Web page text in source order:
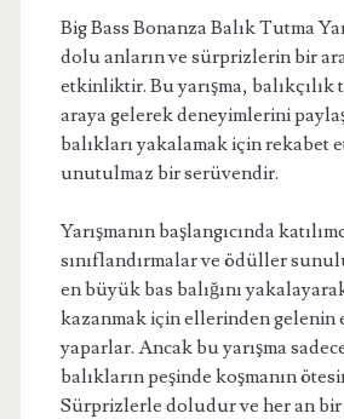
Big Bass Bonanza Balık Tutma
dolu anların ve sürprizlerin bir
etkinliktir. Bu yarışma,
araya gelerek deneyimlerini
balıkları yakalamak için rekabet
unutulmaz bir serüvendir.
Yarışmanın başlangıcında
sınıflandırmalar ve ödüller
en büyük bas balığını
kazanmak için ellerinden gelenin
yaparlar. Ancak bu yarışma
balıkların peşinde koşmanın
Sürprizlerle doludur ve her an bir